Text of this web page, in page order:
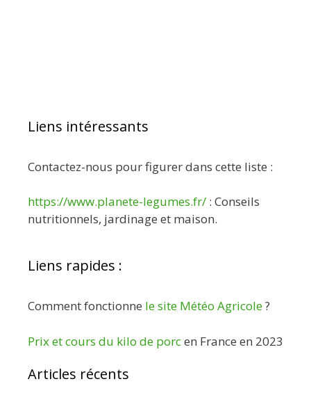
Liens intéressants
Contactez-nous pour figurer dans cette liste :
https://www.planete-legumes.fr/ : Conseils
nutritionnels, jardinage et maison.
Liens rapides :
Comment fonctionne le site Météo Agricole?
Prix et cours du kilo de porcen France en 2023
Articles récents